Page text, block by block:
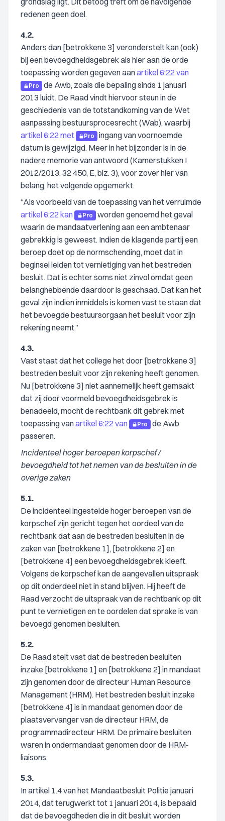
redenen geen doel.
4.2.
Anders dan [betrokkene 3] veronderstelt kan (ook)
bij een bevoegdheidsgebrek als hier aan de orde
toepassing worden gegeven aanartikel 6:22 van
Pro
de Awb, zoals die bepaling sinds 1 januari
2013 luidt. De Raad vindt hiervoor steun in de
geschiedenis van de totstandkoming van de Wet
aanpassing bestuursprocesrecht (Wab), waarbij
artikel 6:22 met
Pro
ingang van voornoemde
datum is gewijzigd. Meer in het bijzonder is in de
nadere memorie van antwoord (Kamerstukken I
2012/2013, 32 450, E, blz. 3), voor zover hier van
belang, het volgende opgemerkt.
“Als voorbeeld van de toepassing van het verruimde
artikel 6:22 kan
Pro
worden genoemd het geval
waarin de mandaatverlening aan een ambtenaar
gebrekkig is geweest. Indien de klagende partij een
beroep doet op de normschending, moet dat in
beginsel leiden tot vernietiging van het bestreden
besluit. Dat is echter soms niet zinvol omdat geen
belanghebbende daardoor is geschaad. Dat kan het
geval zijn indien inmiddels is komen vast te staan dat
het bevoegde bestuursorgaan het besluit voor zijn
rekening neemt.”
4.3.
Vast staat dat het college het door [betrokkene 3]
bestreden besluit voor zijn rekening heeft genomen.
Nu [betrokkene 3] niet aannemelijk heeft gemaakt
dat zij door voormeld bevoegdheidsgebrek is
benadeeld, mocht de rechtbank dit gebrek met
toepassing vanartikel 6:22 van Pro
de Awb
passeren.
Incidenteel hoger beroepen korpschef /
bevoegdheid tot het nemen van de besluiten in de
overige zaken
5.1.
De incidenteel ingestelde hoger beroepen van de
korpschef zijn gericht tegen het oordeel van de
rechtbank dat aan de bestreden besluiten in de
zaken van [betrokkene 1], [betrokkene 2] en
[betrokkene 4] een bevoegdheidsgebrek kleeft.
Volgens de korpschef kan de aangevallen uitspraak
op dit onderdeel niet in stand blijven. Hij heeft de
Raad verzocht de uitspraak van de rechtbank op dit
punt te vernietigen en te oordelen dat sprake is van
bevoegd genomen besluiten.
5.2.
De Raad stelt vast dat de bestreden besluiten
inzake [betrokkene 1] en [betrokkene 2] in mandaat
zijn genomen door de directeur Human Resource
Management (HRM). Het bestreden besluit inzake
[betrokkene 4] is in mandaat genomen door de
plaatsvervanger van de directeur HRM, de
programmadirecteur HRM. De primaire besluiten
waren in ondermandaat genomen door de HRM-
liaisons.
5.3.
In artikel 1.4 van het Mandaatbesluit Politie januari
2014, dat terugwerkt tot 1 januari 2014, is bepaald
dat de bevoegdheden die in dit besluit worden